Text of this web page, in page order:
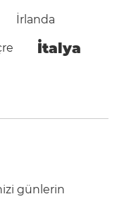
İrlanda
İtalya
günlerin